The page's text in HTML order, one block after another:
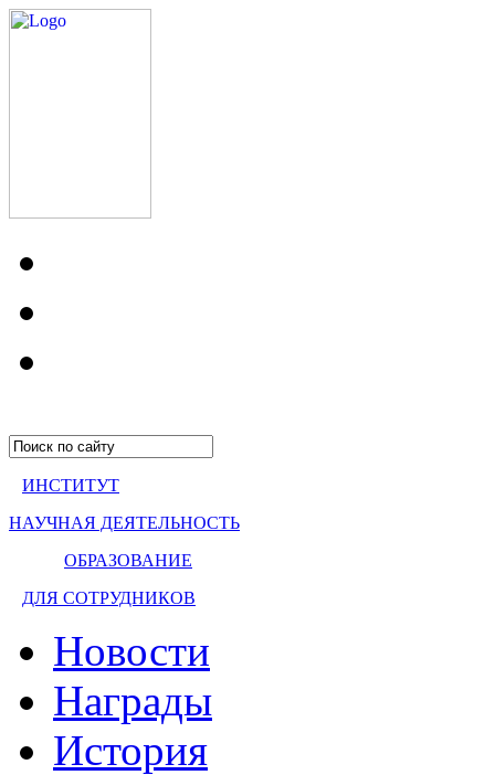
ИНСТИТУТ
НАУЧНАЯ ДЕЯТЕЛЬНОСТЬ
ОБРАЗОВАНИЕ
ДЛЯ СОТРУДНИКОВ
Новости
Награды
История